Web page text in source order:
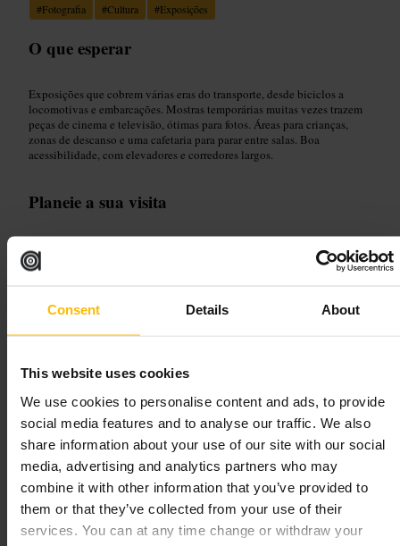
Consent Details About
This website uses cookies
We use cookies to personalise content and ads, to provide
social media features and to analyse our traffic. We also
share information about your use of our site with our social
media, advertising and analytics partners who may
combine it with other information that you’ve provided to
them or that they’ve collected from your use of their
services. You can at any time change or withdraw your
#Fotografia #Cultura #Exposições
O que esperar
Exposições que cobrem várias eras do transporte, desde biciclos a
locomotivas e embarcações. Mostras temporárias muitas vezes trazem
peças de cinema e televisão, ótimas para fotos. Áreas para crianças,
zonas de descanso e uma cafetaria para parar entre salas. Boa
acessibilidade, com elevadores e corredores largos.
Planeie a sua visita
Chegue cedo se quiser evitar filas nas exposições especiais. Reserve
tempo para ver a coleção de veículos e as seções marítimas. Leve a
máquina fotográfica e roupas confortáveis para andar entre salas. Há
lanche. Se tiver mobilidade reduzida, use os elevadores e peça ajuda à
100 Pointhouse Rd, Glasgow G3 8RS, UK
Kelvingrove Art Gallery and
Museum
Artes e Entretenimento•Museu
4,7
4,7